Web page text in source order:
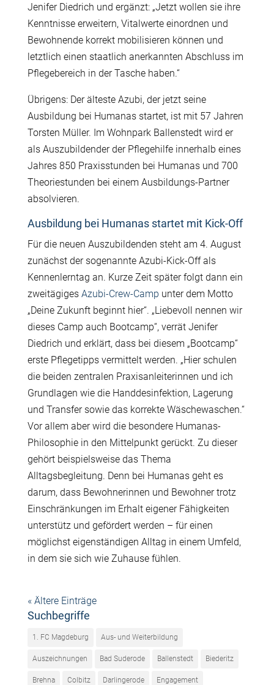
Jenifer Diedrich und ergänzt: „Jetzt wollen sie ihre
Kenntnisse erweitern, Vitalwerte einordnen und
Bewohnende korrekt mobilisieren können und
letztlich einen staatlich anerkannten Abschluss im
Pflegebereich in der Tasche haben.“
Übrigens: Der älteste Azubi, der jetzt seine
Ausbildung bei Humanas startet, ist mit 57 Jahren
Torsten Müller. Im Wohnpark Ballenstedt wird er
als Auszubildender der Pflegehilfe innerhalb eines
Jahres 850 Praxisstunden bei Humanas und 700
Theoriestunden bei einem Ausbildungs-Partner
absolvieren.
Ausbildung bei Humanas startet mit Kick-Off
Für die neuen Auszubildenden steht am 4. August
zunächst der sogenannte Azubi-Kick-Off als
Kennenlerntag an. Kurze Zeit später folgt dann ein
zweitägiges Azubi-Crew-Camp unter dem Motto
„Deine Zukunft beginnt hier“. „Liebevoll nennen wir
dieses Camp auch Bootcamp“, verrät Jenifer
Diedrich und erklärt, dass bei diesem „Bootcamp“
erste Pflegetipps vermittelt werden. „Hier schulen
die beiden zentralen Praxisanleiterinnen und ich
Grundlagen wie die Handdesinfektion, Lagerung
und Transfer sowie das korrekte Wäschewaschen.“
Vor allem aber wird die besondere Humanas-
Philosophie in den Mittelpunkt gerückt. Zu dieser
gehört beispielsweise das Thema
Alltagsbegleitung. Denn bei Humanas geht es
darum, dass Bewohnerinnen und Bewohner trotz
Einschränkungen im Erhalt eigener Fähigkeiten
unterstütz und gefördert werden – für einen
möglichst eigenständigen Alltag in einem Umfeld,
in dem sie sich wie Zuhause fühlen.
« Ältere Einträge
Suchbegriffe
1. FC Magdeburg Aus- und Weiterbildung
Auszeichnungen Bad Suderode Ballenstedt Biederitz
Brehna Colbitz Darlingerode Engagement